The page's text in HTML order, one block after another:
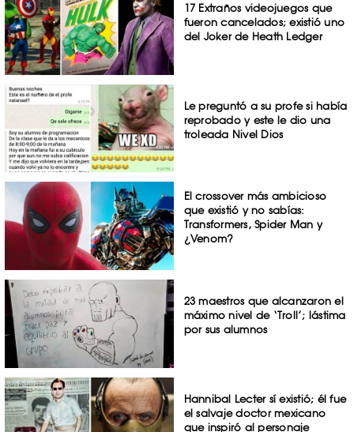
17 Extraños videojuegos que
fueron cancelados; existió uno
del Joker de Heath Ledger
Le preguntó a su profe si había
reprobado y este le dio una
troleada Nivel Dios
El crossover más ambicioso
que existió y no sabías:
Transformers, Spider Man y
¿Venom?
23 maestros que alcanzaron el
máximo nivel de ‘Troll’; lástima
por sus alumnos
Hannibal Lecter sí existió; él fue
el salvaje doctor mexicano
que inspiró al personaje